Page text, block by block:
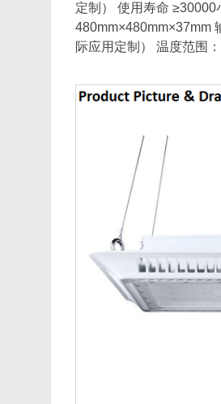
定制） 使用寿命 ≥30000
480mm×480mm×37mm
际应用定制） 温度范围